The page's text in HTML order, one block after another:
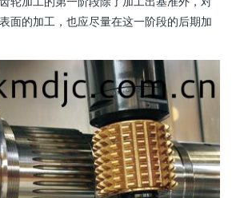
面的加工，也应尽量在这一阶段的后期加